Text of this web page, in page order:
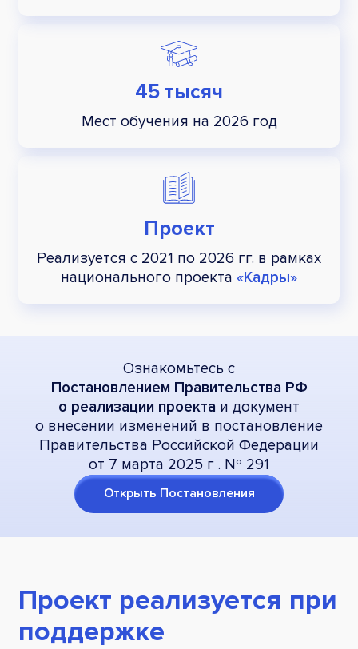
45 тысяч
Мест обучения на 2026 год
Проект
Реализуется с 2021 по 2026 гг. в рамках
национального проекта «Кадры»
Ознакомьтесь с
Постановлением Правительства РФ
о реализации проекта и документ
о внесении изменений в постановление
Правительства Российской Федерации
от 7 марта 2025 г . Nº 291
Открыть Постановления
Проект реализуется при
поддержке